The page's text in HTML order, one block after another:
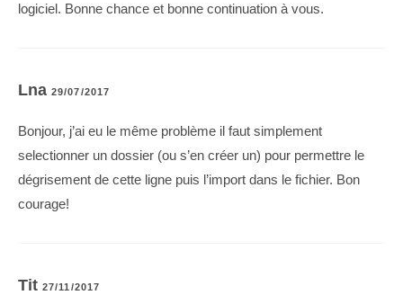
logiciel. Bonne chance et bonne continuation à vous.
Lna 29/07/2017
Bonjour, j’ai eu le même problème il faut simplement
selectionner un dossier (ou s’en créer un) pour permettre le
dégrisement de cette ligne puis l’import dans le fichier. Bon
courage!
Tit 27/11/2017